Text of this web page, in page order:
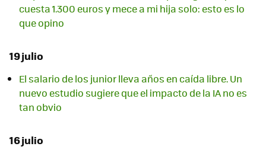
cuesta 1.300 euros y mece a mi hija solo: esto es lo
que opino
19 julio
El salario de los junior lleva años en caída libre. Un
nuevo estudio sugiere que el impacto de la IA no es
tan obvio
16 julio